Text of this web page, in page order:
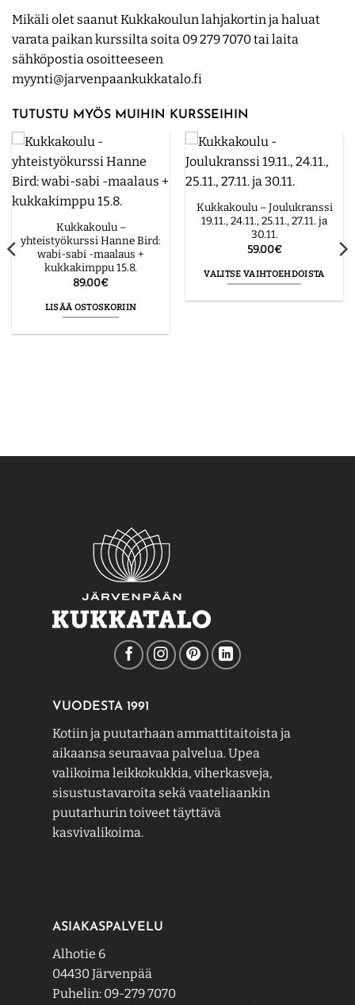
Mikäli olet saanut Kukkakoulun lahjakortin ja haluat
varata paikan kurssilta soita 09 279 7070 tai laita
sähköpostia osoitteeseen
myynti@jarvenpaankukkatalo.fi
TUTUSTU MYÖS MUIHIN KURSSEIHIN
Kukkakoulu –
yhteistyökurssi Hanne Bird:
wabi-sabi -maalaus +
kukkakimppu 15.8.
89.00€
LISÄÄ OSTOSKORIIN
Kukkakoulu – Joulukranssi
19.11., 24.11., 25.11., 27.11. ja
30.11.
59.00€
VALITSE VAIHTOEHDOISTA
VUODESTA 1991
Kotiin ja puutarhaan ammattitaitoista ja
aikaansa seuraavaa palvelua. Upea
valikoima leikkokukkia, viherkasveja,
sisustustavaroita sekä vaateliaankin
puutarhurin toiveet täyttävä
kasvivalikoima.
ASIAKASPALVELU
Alhotie 6
04430 Järvenpää
Puhelin: 09-279 7070